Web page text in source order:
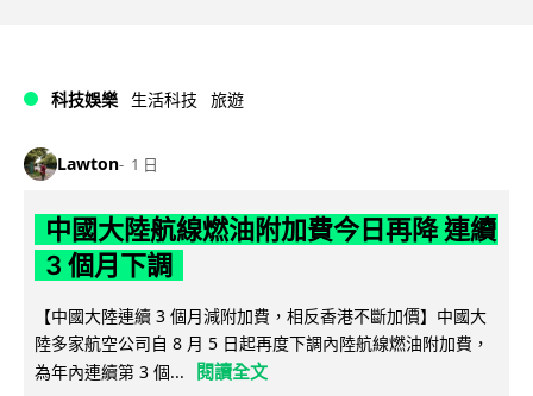
科技娛樂 生活科技 旅遊
Lawton 1 日
中國大陸航線燃油附加費今日再降 連續
3 個月下調
【中國大陸連續 3 個月減附加費，相反香港不斷加價】中國大
陸多家航空公司自 8 月 5 日起再度下調內陸航線燃油附加費，
為年內連續第 3 個...
閱讀全文